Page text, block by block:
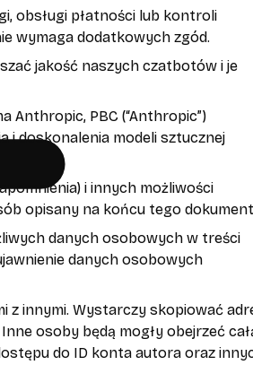
obsługi płatności lub kontroli
wymaga dodatkowych zgód.
jakość naszych czatbotów i je
Anthropic, PBC (“Anthropic”)
i doskonalenia modeli sztucznej
i innych możliwości
opisany na końcu tego
danych osobowych w treści
danych osobowych
z innymi. Wystarczy skopiować
osoby będą mogły obejrzeć
do ID konta autora oraz